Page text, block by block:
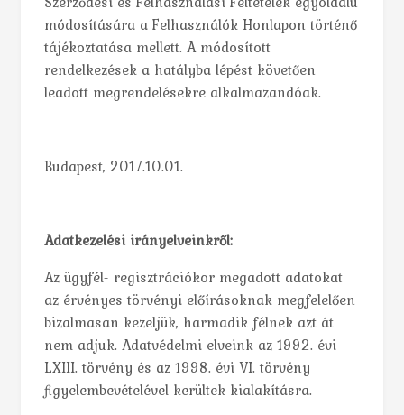
módosítására a Felhasználók Honlapon történő
tájékoztatása mellett. A módosított
rendelkezések a hatályba lépést követően
leadott megrendelésekre alkalmazandóak.
Budapest, 2017.10.01.
Adatkezelési irányelveinkről:
Az ügyfél- regisztrációkor megadott adatokat
az érvényes törvényi előírásoknak megfelelően
bizalmasan kezeljük, harmadik félnek azt át
nem adjuk. Adatvédelmi elveink az 1992. évi
LXIII. törvény és az 1998. évi VI. törvény
figyelembevételével kerültek kialakításra.